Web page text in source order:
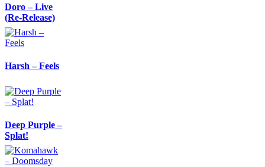
Doro – Live
(Re-Release)
Harsh – Feels
Deep Purple –
Splat!